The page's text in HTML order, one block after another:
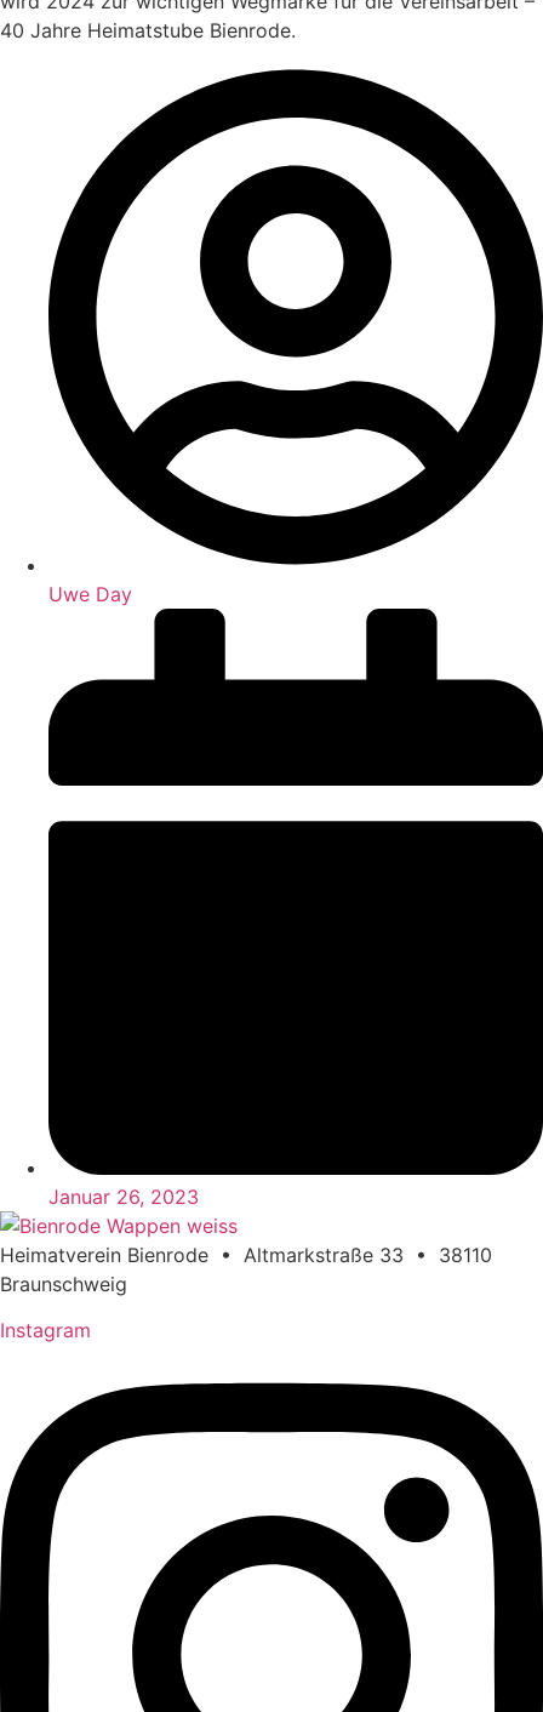
40 Jahre Heimatstube Bienrode.
Uwe Day
Januar 26, 2023
Heimatverein Bienrode • Altmarkstraße 33 • 38110
Braunschweig
Instagram